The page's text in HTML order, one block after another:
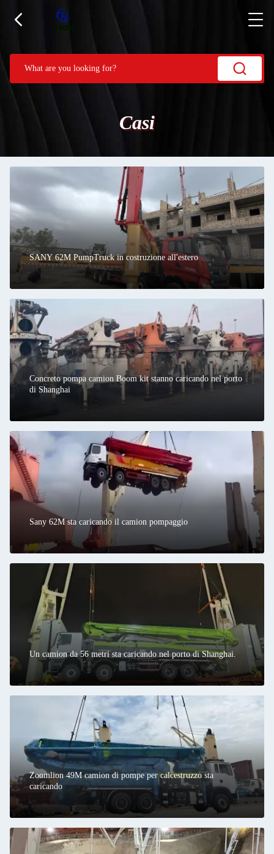
Casi
SANY 62M PumpTruck in costruzione all'estero
Concreto pompa camion Boom kit stanno caricando nel porto
di Shanghai
Sany 62M sta caricando il camion pompaggio
Un camion da 56 metri sta caricando nel porto di Shanghai.
Zoomlion 49M camion di pompe per calcestruzzo sta
caricando